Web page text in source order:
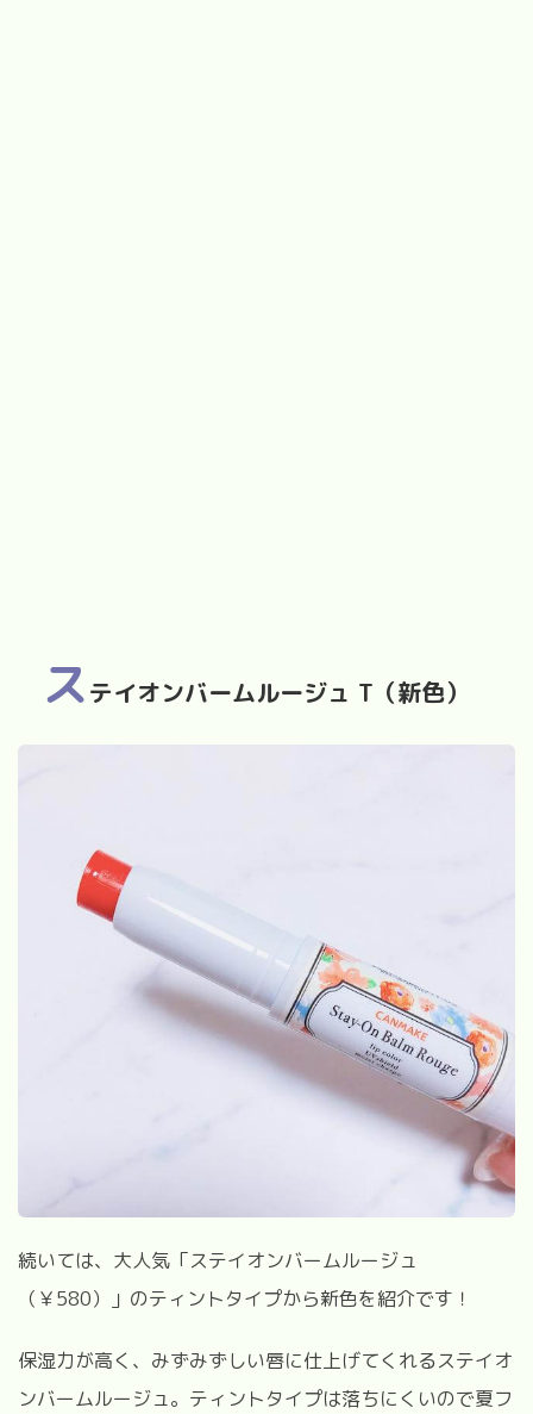
ステイオンバームルージュ T （新色）
続いては、大人気「ステイオンバームルージュ
（￥580）」のティントタイプから新色を紹介です！
保湿力が高く、みずみずしい唇に仕上げてくれるステイオ
ンバームルージュ。ティントタイプは落ちにくいので夏フ